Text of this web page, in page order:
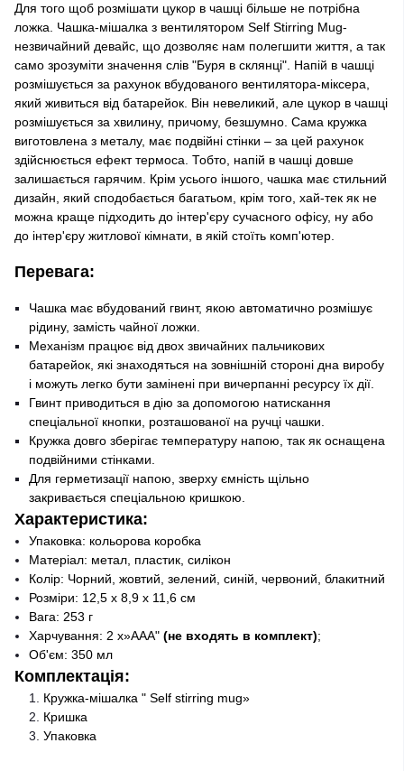
Для того щоб розмішати цукор в чашці більше не потрібна
ложка. Чашка-мішалка з вентилятором Self Stirring Mug-
незвичайний девайс, що дозволяє нам полегшити життя, а так
само зрозуміти значення слів "Буря в склянці". Напій в чашці
розмішується за рахунок вбудованого вентилятора-міксера,
який живиться від батарейок. Він невеликий, але цукор в чашці
розмішується за хвилину, причому, безшумно. Сама кружка
виготовлена з металу, має подвійні стінки – за цей рахунок
здійснюється ефект термоса. Тобто, напій в чашці довше
залишається гарячим. Крім усього іншого, чашка має стильний
дизайн, який сподобається багатьом, крім того, хай-тек як не
можна краще підходить до інтер'єру сучасного офісу, ну або
до інтер'єру житлової кімнати, в якій стоїть комп'ютер.
Перевага:
Чашка має вбудований гвинт, якою автоматично розмішує
рідину, замість чайної ложки.
Механізм працює від двох звичайних пальчикових
батарейок, які знаходяться на зовнішній стороні дна виробу
і можуть легко бути замінені при вичерпанні ресурсу їх дії.
Гвинт приводиться в дію за допомогою натискання
спеціальної кнопки, розташованої на ручці чашки.
Кружка довго зберігає температуру напою, так як оснащена
подвійними стінками.
Для герметизації напою, зверху ємність щільно
закривається спеціальною кришкою.
Характеристика:
Упаковка: кольорова коробка
Матеріал: метал, пластик, силікон
Колір: Чорний, жовтий, зелений, синій, червоний, блакитний
Розміри: 12,5 х 8,9 х 11,6 см
Вага: 253 г
Харчування: 2 х»ААА" (не входять в комплект);
Об'єм: 350 мл
Комплектація:
Кружка-мішалка " Self stirring mug»
Кришка
Упаковка